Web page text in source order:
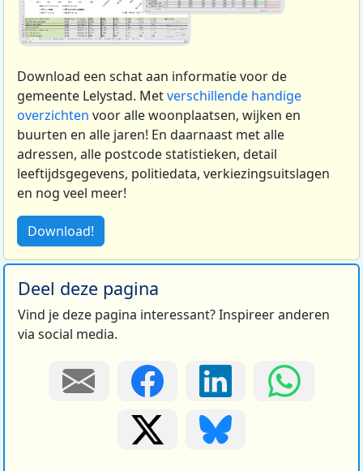
Download een schat aan informatie voor de
gemeente Lelystad. Metverschillende handige
overzichten voor alle woonplaatsen, wijken en
buurten en alle jaren! En daarnaast met alle
adressen, alle postcode statistieken, detail
leeftijdsgegevens, politiedata, verkiezingsuitslagen
en nog veel meer!
Download!
Deel deze pagina
Vind je deze pagina interessant? Inspireer anderen
via social media.